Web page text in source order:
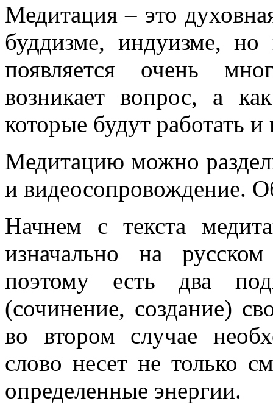
Медитация – это
буддизме, индуизме, но
появляется очень
возникает вопрос, а
которые будут работать
Медитацию можно
и видеосопровождение.
Начнем с текста
изначально на
поэтому есть два
(сочинение, создание)
во втором случае
слово несет не только
определенные энергии.